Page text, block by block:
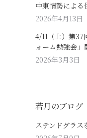
中東情勢による
2026年4月13日
4/11（土）第37
ォーム勉強会」
2026年3月3日
若月のブログ
ステンドグラス